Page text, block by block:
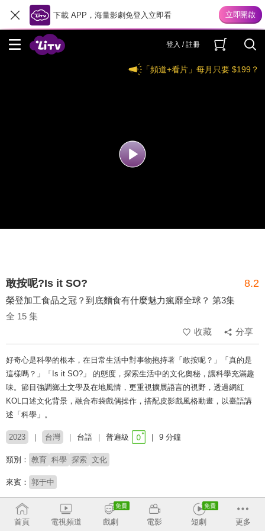
下載 APP，海量影劇免登入立即看
登入 / 註冊
「頻道+看片」每月只要 $199？
敢按呢?Is it SO? 8.2
榮登加工食品之冠？到底麵食有什麼魅力瘋靡全球？ 第3集
全 15 集
收藏
分享
好奇心是科學的根本，在日常生活中對事物抱持著「敢按呢？」「真的是
這樣嗎？」「Is it SO?」 的態度，探索生活中的文化奧秘，讓科學充滿趣
味。節目強調鄉土文學及在地風情，更重視擴展語言的視野，透過網紅
KOL口述文化背景，融合布袋戲偶操作，搭配皮影戲風格動畫，以臺語講
述「科學」。
2023 台灣 台語 普遍級 9 分鐘
類別： 教育 科學 探索 文化
來賓： 郭于中
收回
首頁
電視頻道 戲劇 電影 短劇 更多